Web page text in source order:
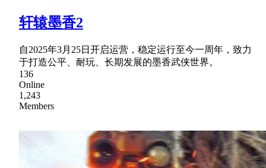
轩辕墨香2
自2025年3月25日开启运营，稳定运行至今一周年，致力
于打造公平、耐玩、长期发展的墨香武侠世界。
136
Online
1,243
Members